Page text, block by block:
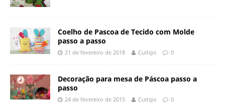
Coelho de Pascoa de Tecido com Molde
passo a passo
21 de fevereiro de 2018 Cultips 0
Decoração para mesa de Páscoa passo a
passo
24 de fevereiro de 2015 Cultips 0